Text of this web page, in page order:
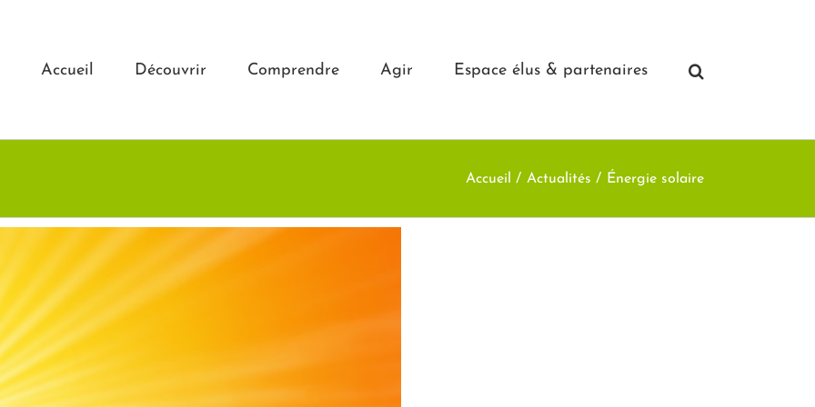
Accueil Découvrir Comprendre Agir Espace élus & partenaires
Accueil Actualités Énergie solaire